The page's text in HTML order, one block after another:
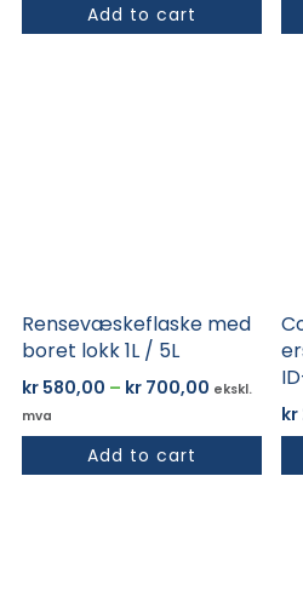
Add to cart
Rensevæskeflaske med
boret lokk 1L / 5L
kr 580,00 – kr 700,00
kr 580,00
til
ekskl.
mva
Add to cart
produktsiden
kr